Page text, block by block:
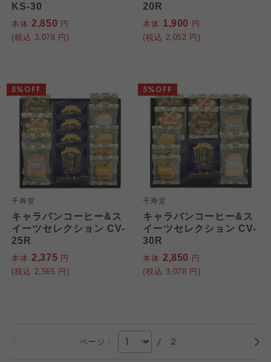
KS-30
本体 2,850 円
(税込 3,078 円)
20R
本体 1,900 円
(税込 2,052 円)
千寿堂
キャラバンコーヒー&ス
イーツセレクション CV-
25R
本体 2,375 円
(税込 2,565 円)
5%OFF
千寿堂
キャラバンコーヒー&ス
イーツセレクション CV-
30R
本体 2,850 円
(税込 3,078 円)
5%OFF
ページ： / 2